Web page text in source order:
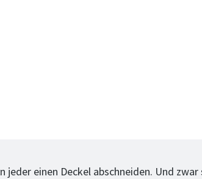
jeder einen Deckel abschneiden. Und zwar